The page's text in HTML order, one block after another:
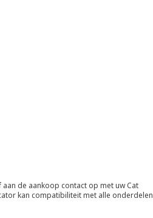
de aankoop contact op met uw Cat
kan compatibiliteit met alle onderdelen